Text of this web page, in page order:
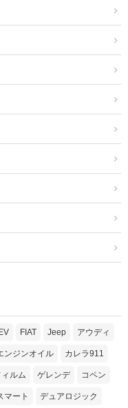
FIAT Jeep アウディ
ンジンオイル カレラ911
ルム ゲレンデ コペン
マート デュアロジック